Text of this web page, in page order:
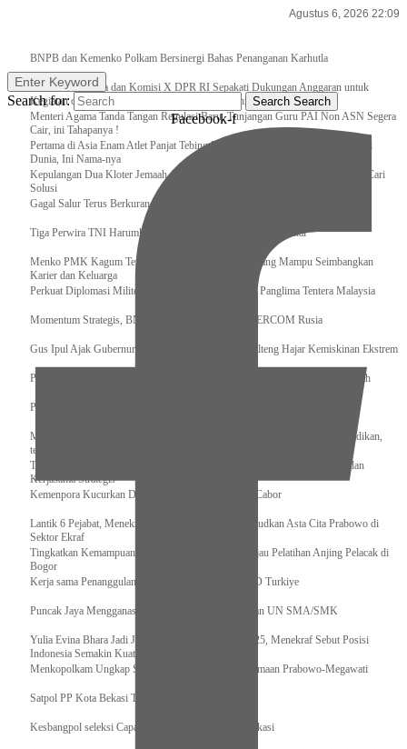
Agustus 6, 2026 22:09
BNPB dan Kemenko Polkam Bersinergi Bahas Penanganan Karhutla
Raker Kemenpora dan Komisi X DPR RI Sepakati Dukungan Anggaran untuk
Kegiatan dan Program Prioritas Pemuda dan Olahraga
Menteri Agama Tanda Tangan Regulasi Baru, Tunjangan Guru PAI Non ASN Segera
Cair, ini Tahapanya !
Pertama di Asia Enam Atlet Panjat Tebing Indonesia Taklukkan Tebing Tertinggi
Dunia, Ini Nama-nya
Kepulangan Dua Kloter Jemaah Asal Surabaya Tertunda, Kemenag Upayakan Cari
Solusi
Gagal Salur Terus Berkurang, Gus Ipul: 405 Ribu Lebih Bansos Cair
Tiga Perwira TNI Harumkan Indonesia Di Kancah Internasional
Menko PMK Kagum Terhadap Perempuan Modern yang Mampu Seimbangkan
Karier dan Keluarga
Perkuat Diplomasi Militer, Panglima TNI Terima CC Panglima Tentera Malaysia
Momentum Strategis, BNPB Terima Kunjungan EMERCOM Rusia
Gus Ipul Ajak Gubernur dan Bupati/Wali Kota se-Kalteng Hajar Kemiskinan Ekstrem
Panglima TNI Sambut Kedatangan Presiden RI Usai Lawatan ke Timur Tengah
Pengurus Pusat Pordasi Pacu Dapat Pesan dari Sri Paduka
Menag RI dan Dua Menteri Yordania Jalin Sinergi Bidang Wakaf dan Pendidikan,
termasuk Beasiswa
Tiba di Tanah Air, Presiden Prabowo Subianto Bawa Komitmen Investasi dan
Kerjasama Strategis
Kemenpora Kucurkan Dana untuk Pelatnas pada 13 Cabor
Lantik 6 Pejabat, Menekraf Tegaskan Komitmen Wujudkan Asta Cita Prabowo di
Sektor Ekraf
Tingkatkan Kemampuan K9 TNI, Panglima TNI Tinjau Pelatihan Anjing Pelacak di
Bogor
Kerja sama Penanggulangan Bencana BNPB – AFAD Turkiye
Puncak Jaya Mengganas, TNI-POLRI Solid Amankan UN SMA/SMK
Yulia Evina Bhara Jadi Juri Festival Film Cannes 2025, Menekraf Sebut Posisi
Indonesia Semakin Kuat
Menkopolkam Ungkap Spirit Persatuan dan Kebersamaan Prabowo-Megawati
Satpol PP Kota Bekasi Tertibkan PPKS
Kesbangpol seleksi Capaska 736 Siswa/i se-Kota Bekasi
Enter Keyword
Search for: Search Search
Facebook-f